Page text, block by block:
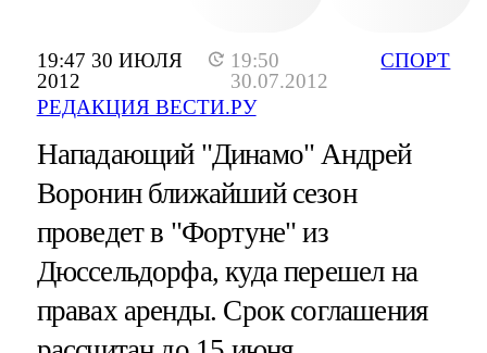
19:47 30 ИЮЛЯ
2012
19:50
30.07.2012
РЕДАКЦИЯ ВЕСТИ.РУ
СПОРТ
Нападающий "Динамо" Андрей
Воронин ближайший сезон
проведет в "Фортуне" из
Дюссельдорфа, куда перешел на
правах аренды. Срок соглашения